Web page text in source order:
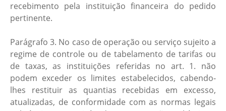
recebimento pela instituição financeira do pedido
pertinente.
Parágrafo 3. No caso de operação ou serviço sujeito a
regime de controle ou de tabelamento de tarifas ou
de taxas, as instituições referidas no art. 1. não
podem exceder os limites estabelecidos, cabendo-
lhes restituir as quantias recebidas em excesso,
atualizadas, de conformidade com as normas legais